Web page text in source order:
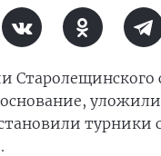
Старолещинского
уложили
турники